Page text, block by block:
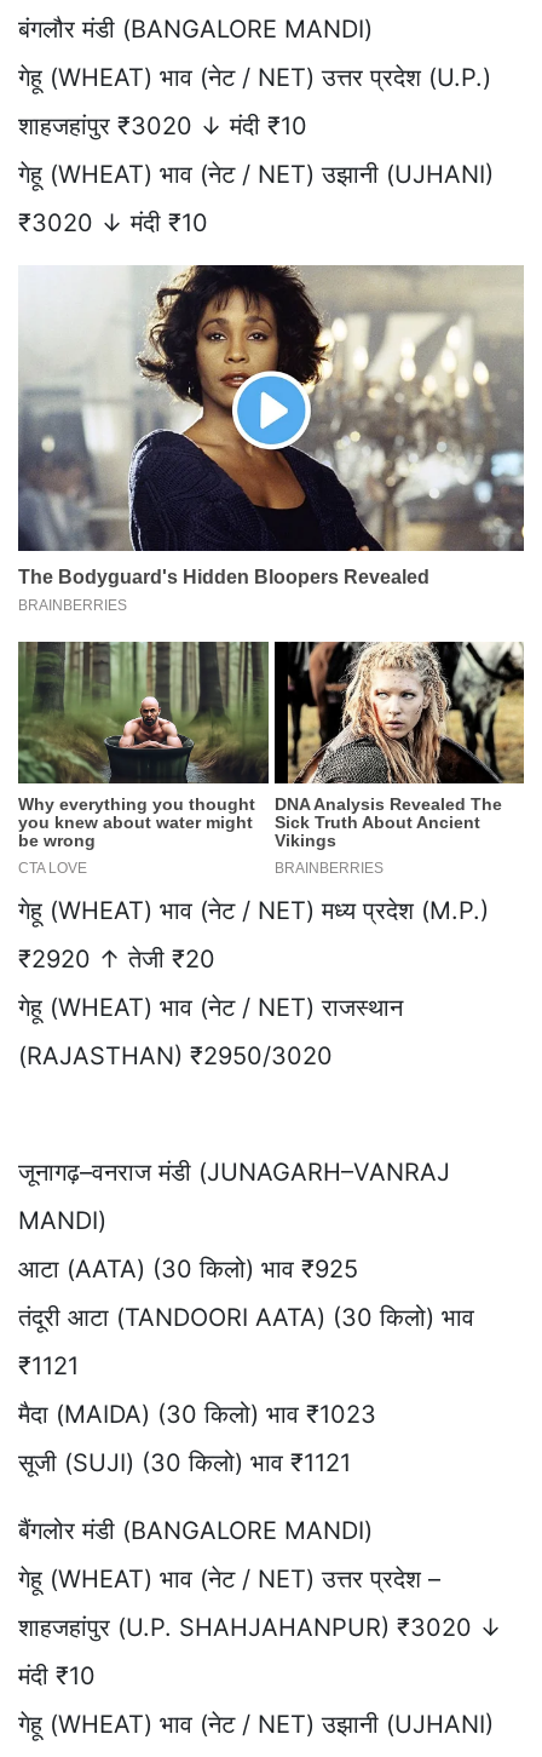
बंगलौर मंडी (BANGALORE MANDI)
गेहू (WHEAT) भाव (नेट / NET) उत्तर प्रदेश (U.P.)
शाहजहांपुर ₹3020 ↓ मंदी ₹10
गेहू (WHEAT) भाव (नेट / NET) उझानी (UJHANI)
₹3020 ↓ मंदी ₹10
गेहू (WHEAT) भाव (नेट / NET) मध्य प्रदेश (M.P.)
₹2920 ↑ तेजी ₹20
गेहू (WHEAT) भाव (नेट / NET) राजस्थान
(RAJASTHAN) ₹2950/3020
जूनागढ़–वनराज मंडी (JUNAGARH–VANRAJ
MANDI)
आटा (AATA) (30 किलो) भाव ₹925
तंदूरी आटा (TANDOORI AATA) (30 किलो) भाव
₹1121
मैदा (MAIDA) (30 किलो) भाव ₹1023
सूजी (SUJI) (30 किलो) भाव ₹1121
बैंगलोर मंडी (BANGALORE MANDI)
गेहू (WHEAT) भाव (नेट / NET) उत्तर प्रदेश –
शाहजहांपुर (U.P. SHAHJAHANPUR) ₹3020 ↓
मंदी ₹10
गेहू (WHEAT) भाव (नेट / NET) उझानी (UJHANI)